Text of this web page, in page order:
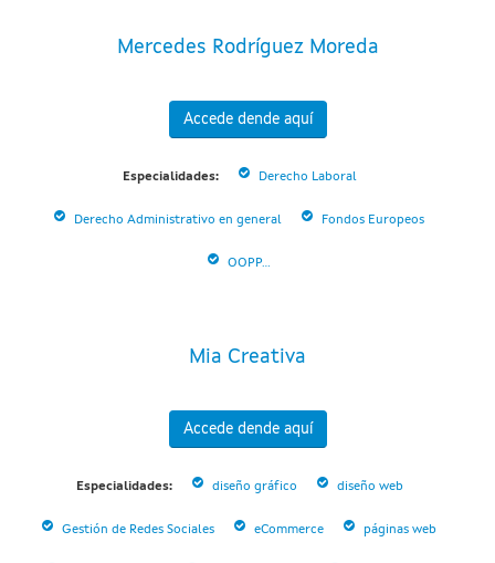
Mercedes Rodríguez Moreda
Accede dende aquí
Especialidades: Derecho Laboral
Derecho Administrativo en general Fondos Europeos
OOPP...
Mia Creativa
Accede dende aquí
Especialidades: diseño gráfico diseño web
Gestión de Redes Sociales eCommerce páginas web